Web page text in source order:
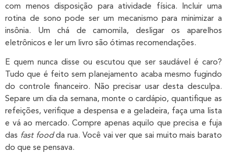
com menos disposição para atividade física. Incluir uma
rotina de sono pode ser um mecanismo para minimizar a
insônia. Um chá de camomila, desligar os aparelhos
eletrônicos e ler um livro são ótimas recomendações.
E quem nunca disse ou escutou que ser saudável é caro?
Tudo que é feito sem planejamento acaba mesmo fugindo
do controle financeiro. Não precisar usar desta desculpa.
Separe um dia da semana, monte o cardápio, quantifique as
refeições, verifique a despensa e a geladeira, faça uma lista
e vá ao mercado. Compre apenas aquilo que precisa e fuja
das fast foodda rua. Você vai ver que sai muito mais barato
do que se pensava.